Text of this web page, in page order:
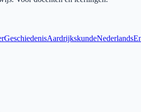
GeschiedenisAardrijkskundeNederlands